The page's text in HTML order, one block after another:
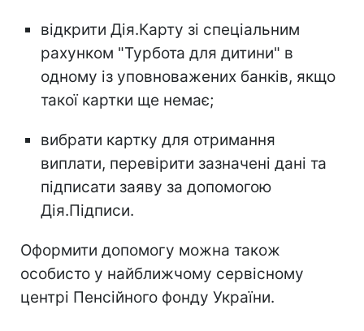
відкрити Дія.Карту зі спеціальним
рахунком "Турбота для дитини" в
одному із уповноважених банків, якщо
такої картки ще немає;
вибрати картку для отримання
виплати, перевірити зазначені дані та
підписати заяву за допомогою
Дія.Підписи.
Оформити допомогу можна також
особисто у найближчому сервісному
центрі Пенсійного фонду України.